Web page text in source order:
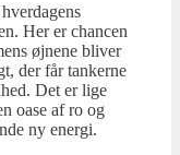
Her er chancen
øjnene bliver
der får tankerne
Det er lige
oase af ro og
ny energi.